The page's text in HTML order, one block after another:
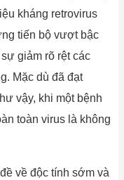
kháng retrovirus
tiến bộ vượt bậc
giảm rõ rệt các
Mặc dù đã đạt
vậy, khi một bệnh
toàn virus là không
về độc tính sớm và